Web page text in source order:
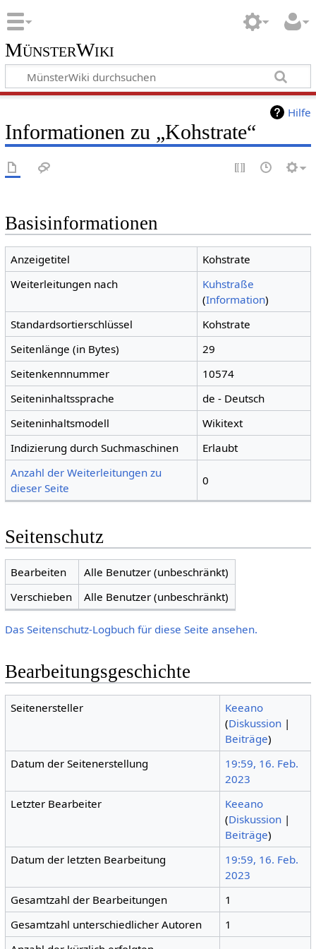
MünsterWiki
Hilfe
Informationen zu „Kohstrate“
Basisinformationen
Anzeigetitel
Kohstrate
Weiterleitungen nach
Kuhstraße
(Information)
Standardsortierschlüssel
Kohstrate
Seitenlänge (in Bytes)
29
Seitenkennnummer
10574
Seiteninhaltssprache
de - Deutsch
Seiteninhaltsmodell
Wikitext
Indizierung durch Suchmaschinen
Erlaubt
Anzahl der Weiterleitungen zu
dieser Seite
0
Seitenschutz
Bearbeiten
Alle Benutzer (unbeschränkt)
Verschieben
Alle Benutzer (unbeschränkt)
Das Seitenschutz-Logbuch für diese Seite ansehen.
Bearbeitungsgeschichte
Seitenersteller
Keeano
(Diskussion |
Beiträge)
Datum der Seitenerstellung
19:59, 16. Feb.
2023
Letzter Bearbeiter
Keeano
(Diskussion |
Beiträge)
Datum der letzten Bearbeitung
19:59, 16. Feb.
2023
Gesamtzahl der Bearbeitungen
1
Gesamtzahl unterschiedlicher Autoren
1